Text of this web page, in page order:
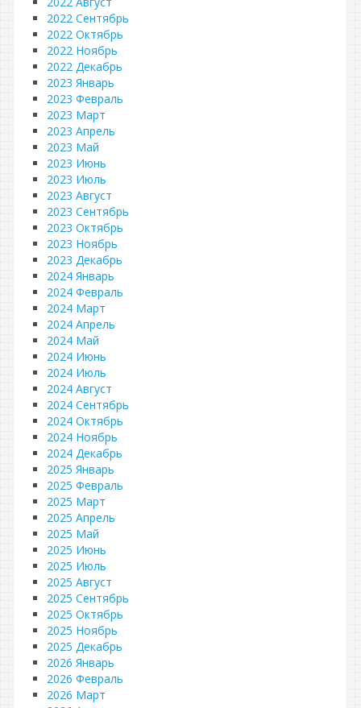
2022 Сентябрь
2022 Октябрь
2022 Ноябрь
2022 Декабрь
2023 Январь
2023 Февраль
2023 Март
2023 Апрель
2023 Май
2023 Июнь
2023 Июль
2023 Август
2023 Сентябрь
2023 Октябрь
2023 Ноябрь
2023 Декабрь
2024 Январь
2024 Февраль
2024 Март
2024 Апрель
2024 Май
2024 Июнь
2024 Июль
2024 Август
2024 Сентябрь
2024 Октябрь
2024 Ноябрь
2024 Декабрь
2025 Январь
2025 Февраль
2025 Март
2025 Апрель
2025 Май
2025 Июнь
2025 Июль
2025 Август
2025 Сентябрь
2025 Октябрь
2025 Ноябрь
2025 Декабрь
2026 Январь
2026 Февраль
2026 Март